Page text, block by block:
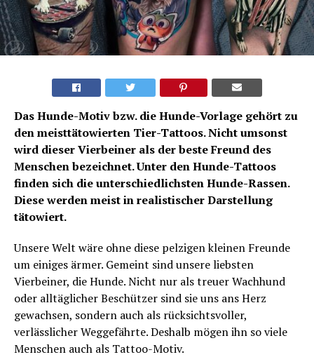
Das Hunde-Motiv bzw. die Hunde-Vorlage gehört zu
den meisttätowierten Tier-Tattoos. Nicht umsonst
wird dieser Vierbeiner als der beste Freund des
Menschen bezeichnet. Unter den Hunde-Tattoos
finden sich die unterschiedlichsten Hunde-Rassen.
Diese werden meist in realistischer Darstellung
tätowiert.
Unsere Welt wäre ohne diese pelzigen kleinen Freunde
um einiges ärmer. Gemeint sind unsere liebsten
Vierbeiner, die Hunde. Nicht nur als treuer Wachhund
oder alltäglicher Beschützer sind sie uns ans Herz
gewachsen, sondern auch als rücksichtsvoller,
verlässlicher Weggefährte. Deshalb mögen ihn so viele
Menschen auch als Tattoo-Motiv.